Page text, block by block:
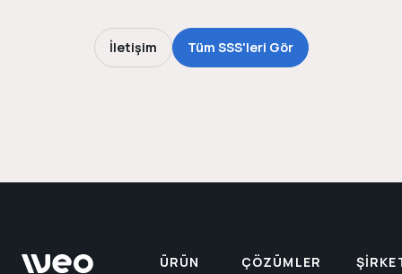
İletişim Tüm SSS'leri Gör
ÜRÜN ÇÖZÜMLER